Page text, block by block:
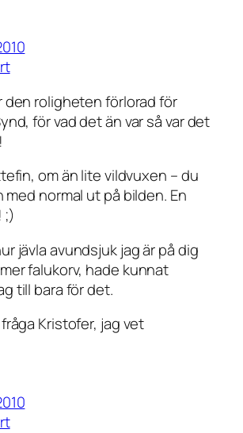
den roligheten förlorad för
för vad det än var så var det
om än lite vildvuxen – du
med normal ut på bilden. En
;)
jävla avundsjuk jag är på dig
falukorv, hade kunnat
till bara för det.
Kristofer, jag vet